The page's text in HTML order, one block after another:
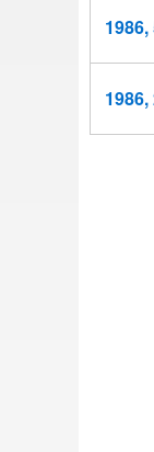
1986,
1986,